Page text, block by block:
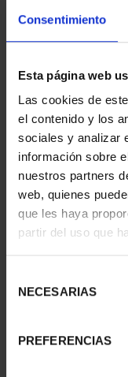
Consentimiento
Esta página web
Las cookies de
el contenido y los
sociales y analizar
información sobre
nuestros partners
web, quienes
que les haya
partir del uso que
NECESARIAS
PREFERENCIAS
PATRIMONIO
NACIONAL II -
REAL DE...
73,00 €